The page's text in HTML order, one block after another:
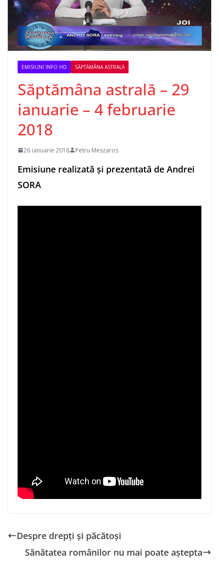
EMISIUNI INFO HD SĂPTĂMÂNA ASTRALĂ
Săptămâna astrală – 29
ianuarie – 4 februarie
2018
26 ianuarie 2018 Petru Meszaros
Emisiune realizată și prezentată de Andrei
SORA
Despre drepți și păcătoși
Sănătatea românilor nu mai poate aștepta